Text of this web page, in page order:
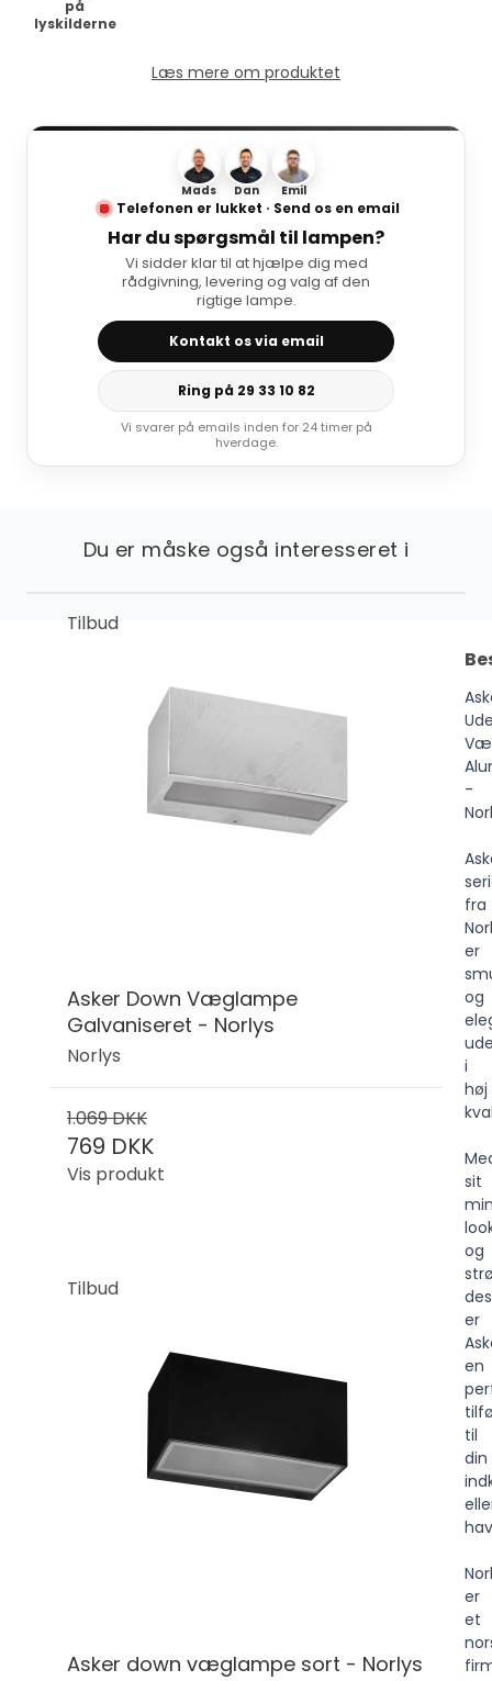
på
lyskilderne
Læs mere om produktet
Mads Dan Emil
Telefonen er lukket · Send os en email
Har du spørgsmål til lampen?
Vi sidder klar til at hjælpe dig med
rådgivning, levering og valg af den
rigtige lampe.
Kontakt os via email
Ring på 29 33 10 82
Vi svarer på emails inden for 24 timer på
hverdage.
Du er måske også interesseret i
Tilbud
Asker Down Væglampe
Galvaniseret - Norlys
Norlys
1.069 DKK
769 DKK
Vis produkt
Tilbud
Asker down væglampe sort - Norlys
-
fra
er
og
i
høj
sit
og
er
en
til
din
er
et